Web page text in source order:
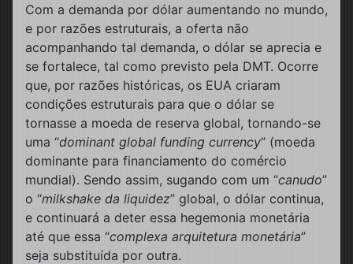
Com a demanda por dólar aumentando no mundo,
e por razões estruturais, a oferta não
acompanhando tal demanda, o dólar se aprecia e
se fortalece, tal como previsto pela DMT. Ocorre
que, por razões históricas, os EUA criaram
condições estruturais para que o dólar se
tornasse a moeda de reserva global, tornando-se
uma “dominant global funding currency” (moeda
dominante para financiamento do comércio
mundial). Sendo assim, sugando com um “canudo”
o “milkshake da liquidez” global, o dólar continua,
e continuará a deter essa hegemonia monetária
até que essa “complexa arquitetura monetária”
seja substituída por outra.